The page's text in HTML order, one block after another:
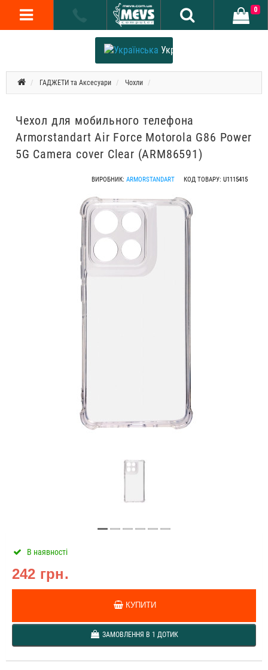
Українська
0
ГАДЖЕТИ та Аксесуари Чохли
Чехол для мобильного телефона
Armorstandart Air Force Motorola G86 Power
5G Camera cover Clear (ARM86591)
ВИРОБНИК: ARMORSTANDART КОД ТОВАРУ: U1115415
242 грн.
В наявності
КУПИТИ
ЗАМОВЛЕННЯ В 1 ДОТИК